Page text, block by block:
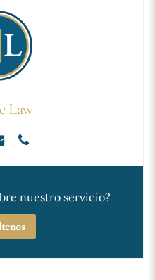
Law
nuestro servicio?